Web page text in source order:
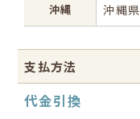
沖縄 沖縄県
支払方法
代金引換